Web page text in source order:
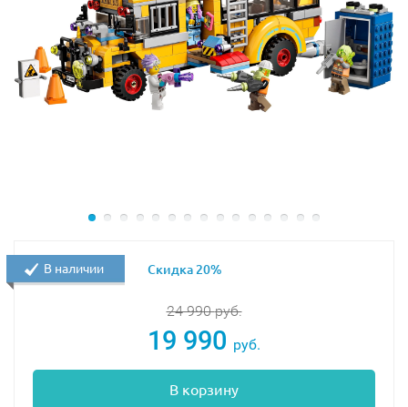
24 990руб.
19 990 руб.
В корзину
В наличии Скидка 20%